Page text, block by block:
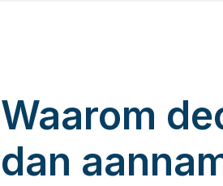
Waarom
dan